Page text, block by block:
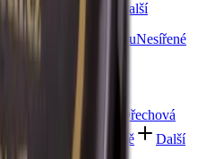
exotické plody
Další
bez přidaného cukruNesířené
Ořechy v mléčné
čokoládě a jogurtu
Ořechová
mix v čokoládě
Další